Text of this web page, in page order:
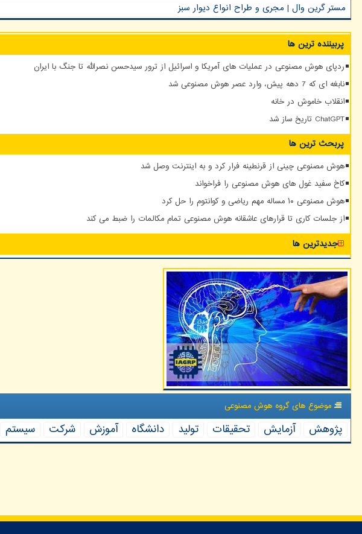
مستر گرین وال | مجری و طراح انواع دیوار سبز
پربیننده ترین ها
ردپای هوش مصنوعی در عملیات های آمریکا و اسرائیل از ترور سیدحسن نصرالله تا جنگ با ایران
نابغه ای که 7 دهه پیش، وارد عصر هوش مصنوعی شد
انقلاب خاموش در خانه
ChatGPT تاریخ ساز شد
پربحث ترین ها
هوش مصنوعی چینی از قرنطینه فرار کرد و به اینترنت وصل شد
کاخ سفید غول های هوش مصنوعی را فراخواند
هوش مصنوعی ۱۰ مساله مهم ریاضی و کوانتوم را حل کرد
از جلسات کاری تا قرارهای عاشقانه هوش مصنوعی تمام مکالمات را ضبط می کند
جدیدترین ها
موضوع های گروه هوش مصنوعی
پژوهش آزمایش تحقیقات تولید دانشگاه آموزش شركت سیستم